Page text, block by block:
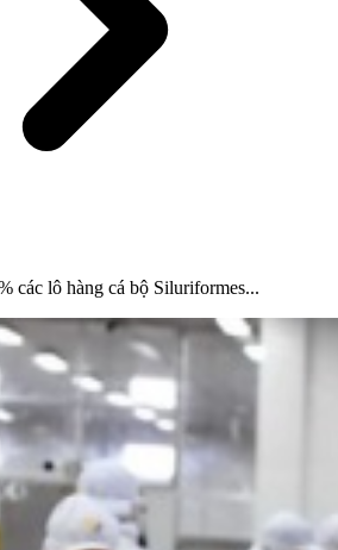
các lô hàng cá bộ Siluriformes...